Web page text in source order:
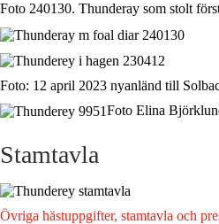
Foto 240130. Thunderay som stolt
Foto: 12 april 2023 nyanländ till
Foto Elina
Stamtavla
Övriga hästuppgifter, stamtavla och